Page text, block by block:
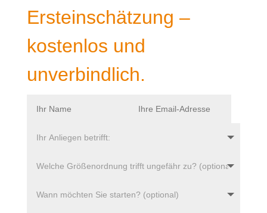
Ersteinschätzung –
kostenlos und
unverbindlich.